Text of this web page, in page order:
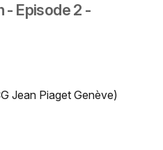
- Episode 2 -
Jean Piaget Genève)